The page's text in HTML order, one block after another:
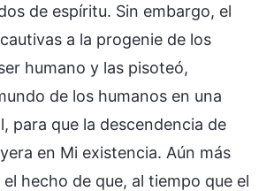
de espíritu. Sin embargo, el
a la progenie de los
humano y las pisoteó,
de los humanos en una
para que la descendencia de
en Mi existencia. Aún más
hecho de que, al tiempo que el